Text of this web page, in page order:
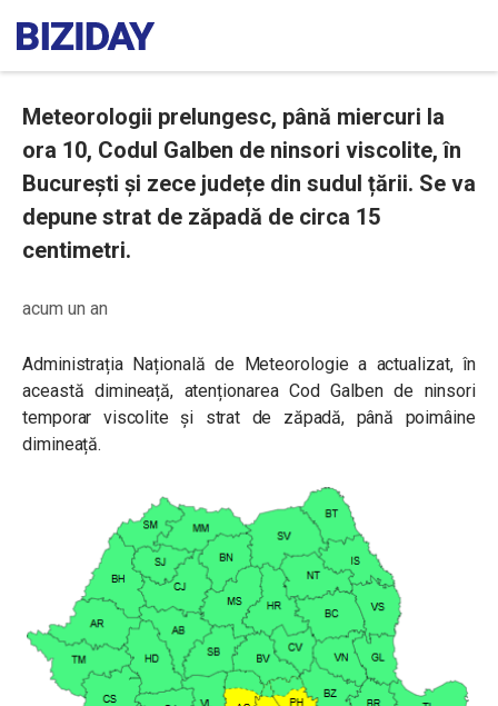
Meteorologii prelungesc, până miercuri la
ora 10, Codul Galben de ninsori viscolite, în
București și zece județe din sudul țării. Se va
depune strat de zăpadă de circa 15
centimetri.
acum un an
Administrația Națională de Meteorologie a actualizat, în
această dimineață, atenționarea Cod Galben de ninsori
temporar viscolite și strat de zăpadă, până poimâine
dimineață.